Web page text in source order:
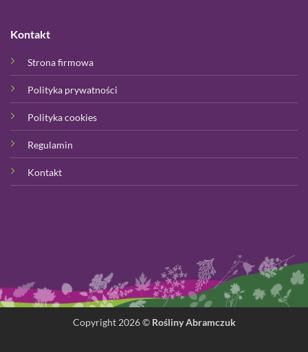
Kontakt
Strona firmowa
Polityka prywatności
Polityka cookies
Regulamin
Kontakt
Copyright 2026 © Rośliny Abramczuk